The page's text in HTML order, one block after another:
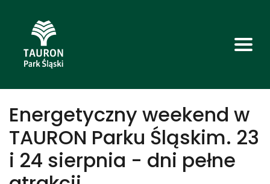
Energetyczny weekend w
TAURON Parku Śląskim. 23
i 24 sierpnia - dni pełne